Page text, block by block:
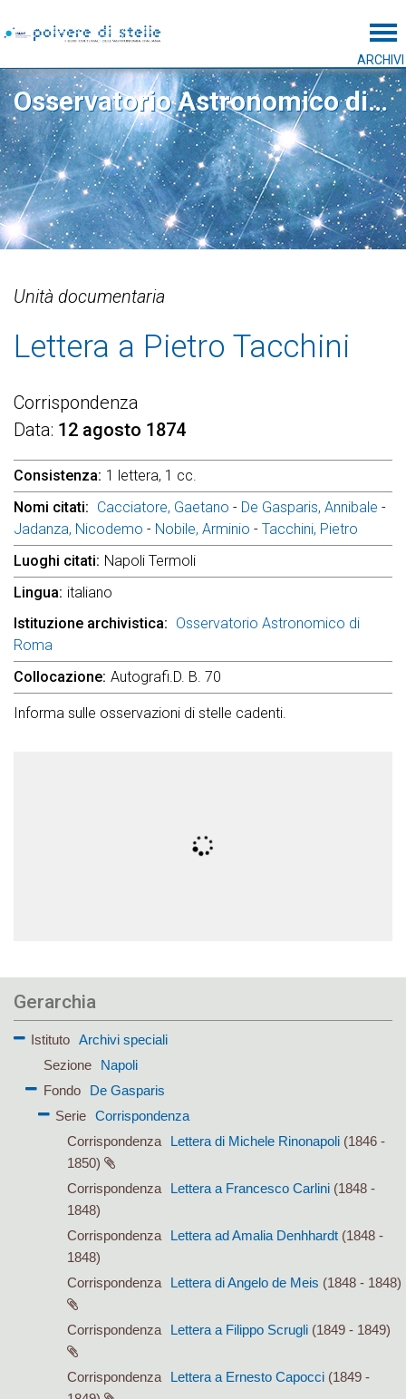
ARCHIVI
Osservatorio Astronomico di Roma
Unità documentaria
Lettera a Pietro Tacchini
Corrispondenza
Data 12 agosto 1874
Consistenza 1 lettera, 1 cc.
Nomi citati
Cacciatore, Gaetano - De Gasparis, Annibale -
Jadanza, Nicodemo - Nobile, Arminio - Tacchini, Pietro
Luoghi citati Napoli Termoli
Lingua italiano
Istituzione archivistica
Osservatorio Astronomico di
Roma
Collocazione Autografi.D. B. 70
Informa sulle osservazioni di stelle cadenti.
Gerarchia
Istituto
Archivi speciali
Sezione
Napoli
Fondo
De Gasparis
Serie Corrispondenza
Corrispondenza
Lettera di Michele Rinonapoli (1846 -
1850)
Corrispondenza
Lettera a Francesco Carlini (1848 -
1848)
Corrispondenza
Lettera ad Amalia Denhhardt (1848 -
1848)
Corrispondenza
Lettera di Angelo de Meis (1848 - 1848)
Corrispondenza Lettera a Filippo Scrugli (1849 - 1849)
Corrispondenza Lettera a Ernesto Capocci (1849 -